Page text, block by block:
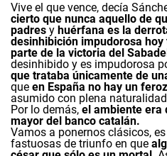
Vive el que vence, decía
cierto que nunca aquello de
padres y huérfana es la
desinhibición impudorosa
parte de la victoria del
desinhibido y es impudorosa
que trataba únicamente de
que en España no hay un
asumido con plena
Por lo demás, el ambiente era
mayor del banco catalán.
Vamos a ponernos clásicos,
fastuosas de triunfo en que